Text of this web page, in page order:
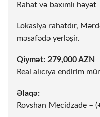
Rahat və baxımlı həyət
Lokasiya rahatdır,
məsafədə yerləşir.
Qiymət: 279,000 AZN
Real alıcıya endirim
Əlaqə:
Rovshan Mecidzade –